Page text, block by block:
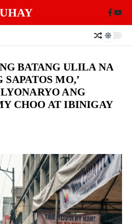
BATANG ULILA NA
SAPATOS MO,’
ANG
CHOO AT IBINIGAY